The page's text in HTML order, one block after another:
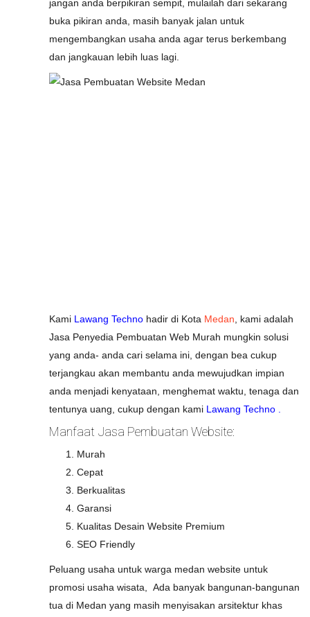
jangan anda berpikiran sempit, mulailah dari sekarang
buka pikiran anda, masih banyak jalan untuk
mengembangkan usaha anda agar terus berkembang
dan jangkauan lebih luas lagi.
Kami Lawang Techno hadir di Kota Medan, kami adalah
Jasa Penyedia Pembuatan Web Murah mungkin solusi
yang anda- anda cari selama ini, dengan bea cukup
terjangkau akan membantu anda mewujudkan impian
anda menjadi kenyataan, menghemat waktu, tenaga dan
tentunya uang, cukup dengan kami Lawang Techno .
Manfaat Jasa Pembuatan Website:
Murah
Cepat
Berkualitas
Garansi
Kualitas Desain Website Premium
SEO Friendly
Peluang usaha untuk warga medan website untuk
promosi usaha wisata, Ada banyak bangunan-bangunan
tua di Medan yang masih menyisakan arsitektur khas